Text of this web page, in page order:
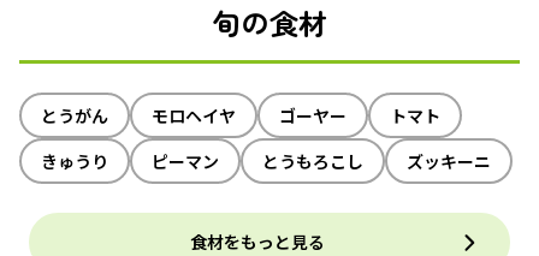
旬の食材
とうがん モロヘイヤ ゴーヤー
トマト
きゅうり
ピーマン とうもろこし ズッキーニ
食材をもっと見る